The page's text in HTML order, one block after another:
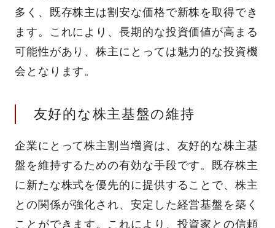
多く、既存株主は割安な価格で新株を取得でき
ます。これにより、長期的な投資価値が高まる
可能性があり、株主にとっては魅力的な投資機
会となります。
友好的な株主基盤の維持
企業にとって株主割当増資は、友好的な株主基
盤を維持するための有効な手段です。既存株主
に新たな株式を優先的に提供することで、株主
との関係が強化され、安定した経営基盤を築く
ことができます。これにより、投資家との信頼